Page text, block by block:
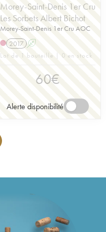
Morey-Saint-Denis 1er Cru
Les Sorbets Albert Bichot
Morey-Saint-Denis 1er Cru AOC
2017 A
Lot de 1 bouteille | 0 en stock
60€
Alerte disponibilité